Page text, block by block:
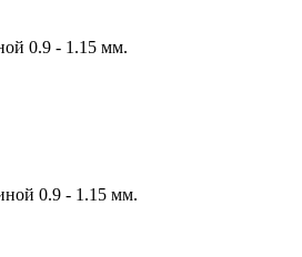
0.9 - 1.15 мм.
0.9 - 1.15 мм.